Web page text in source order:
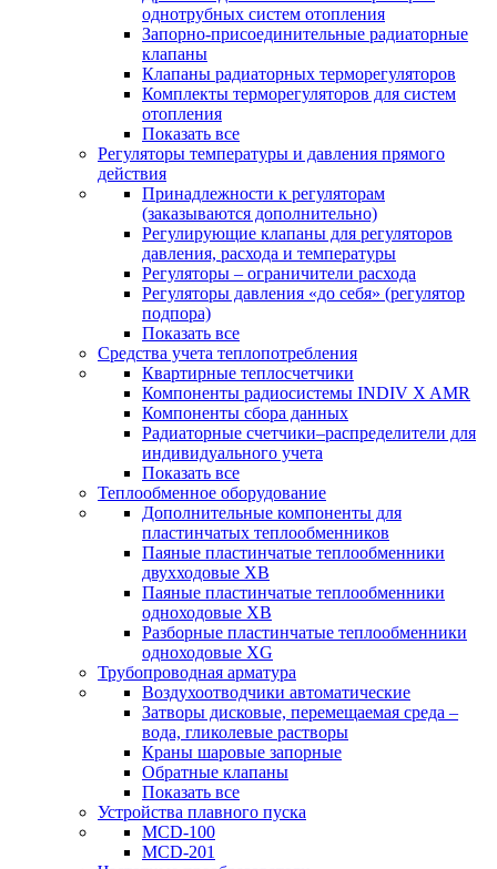
однотрубных систем отопления
Запорно-присоединительные радиаторные
клапаны
Клапаны радиаторных терморегуляторов
Комплекты терморегуляторов для систем
отопления
Показать все
Регуляторы температуры и давления прямого
действия
Принадлежности к регуляторам
(заказываются дополнительно)
Регулирующие клапаны для регуляторов
давления, расхода и температуры
Регуляторы – ограничители расхода
Регуляторы давления «до себя» (регулятор
подпора)
Показать все
Средства учета теплопотребления
Квартирные теплосчетчики
Компоненты радиосистемы INDIV X AMR
Компоненты сбора данных
Радиаторные счетчики–распределители для
индивидуального учета
Показать все
Теплообменное оборудование
Дополнительные компоненты для
пластинчатых теплообменников
Паяные пластинчатые теплообменники
двухходовые XB
Паяные пластинчатые теплообменники
одноходовые ХВ
Разборные пластинчатые теплообменники
одноходовые ХG
Трубопроводная арматура
Воздухоотводчики автоматические
Затворы дисковые, перемещаемая среда –
вода, гликолевые растворы
Краны шаровые запорные
Обратные клапаны
Показать все
Устройства плавного пуска
MCD-100
MCD-201